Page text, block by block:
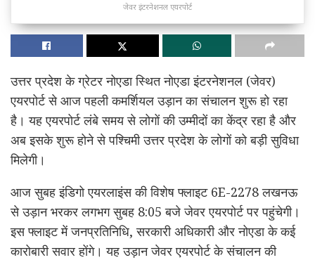
जेवर इंटरनेशनल एयरपोर्ट
उत्तर प्रदेश के ग्रेटर नोएडा स्थित नोएडा इंटरनेशनल (जेवर)
एयरपोर्ट से आज पहली कमर्शियल उड़ान का संचालन शुरू हो रहा
है। यह एयरपोर्ट लंबे समय से लोगों की उम्मीदों का केंद्र रहा है और
अब इसके शुरू होने से पश्चिमी उत्तर प्रदेश के लोगों को बड़ी सुविधा
मिलेगी।
आज सुबह इंडिगो एयरलाइंस की विशेष फ्लाइट 6E-2278 लखनऊ
से उड़ान भरकर लगभग सुबह 8:05 बजे जेवर एयरपोर्ट पर पहुंचेगी।
इस फ्लाइट में जनप्रतिनिधि, सरकारी अधिकारी और नोएडा के कई
कारोबारी सवार होंगे। यह उड़ान जेवर एयरपोर्ट के संचालन की